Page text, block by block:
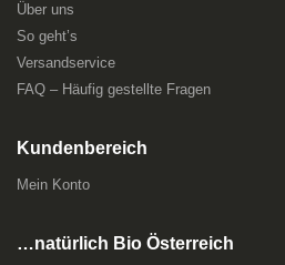
Über uns
So geht’s
Versandservice
FAQ – Häufig gestellte Fragen
Kundenbereich
Mein Konto
…natürlich Bio Österreich